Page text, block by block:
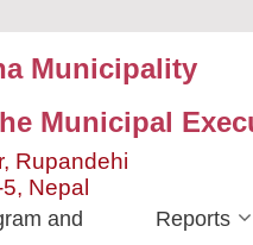
Municipality
Municipal
Rupandehi
Nepal
and Reports